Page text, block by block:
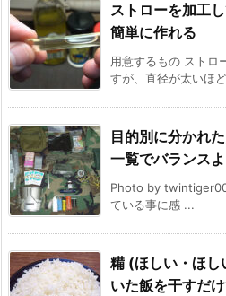
ストローを加工
簡単に作れる
用意するもの ストロ
すが、直径が太いほ
目的別に分かれ
一覧でバランス
Photo by
ている事に感 ...
糒 (ほしい・ほし
いた飯を干すだ